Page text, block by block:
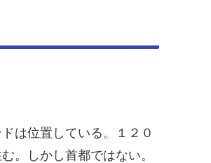
は位置している。１２０
。しかし首都ではない。